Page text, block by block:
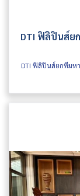
DTI ฟิลิปินส์ย
DTI ฟิลิปินส์ยกทีมห